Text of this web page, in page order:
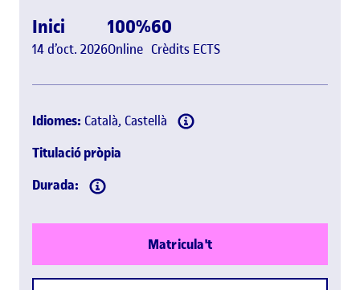
Inici
14 d’oct. 2026
100%
Online
60
Crèdits ECTS
Idiomes: Català, Castellà
Titulació pròpia
Durada:
Matricula't